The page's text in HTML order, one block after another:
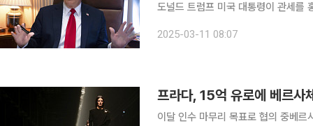
도널드 트럼프 미국 대통령이 관세를
위해 미국 사업 확장을 모색하고 있다
2025-03-11 08:07
프라다, 15억 유로에 베르사
이달 인수 마무리 목표로 협의 중베르